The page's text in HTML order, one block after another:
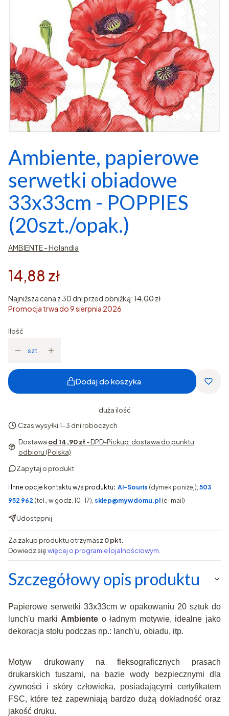
Ambiente, papierowe
serwetki obiadowe
33x33cm - POPPIES
(20szt./opak.)
AMBIENTE - Holandia
14,88 zł
Najniższa cena z 30 dni przed obniżką:14,00 zł
Promocja trwa do 9 sierpnia 2026
Ilość
szt.
Dodaj do koszyka
duża ilość
Czas wysyłki:1-3 dni roboczych
Dostawa od 14,90 zł- DPD-Pickup: dostawa do punktu
odbioru (Polska)
Zapytaj o produkt
ℹ️ Inne opcje kontaktu w/s produktu: AI-Souris (dymek poniżej); 503
952 962 (tel., w godz. 10-17), sklep@mywdomu.pl (e-mail)
Udostępnij
Za zakup produktu otrzymasz0 pkt
Dowiedz sięwięcej o programie lojalnościowym.
Szczegółowy opis produktu
Papierowe serwetki 33x33cm w opakowaniu 20 sztuk do
lunch'u marki Ambiente o ładnym motywie, idealne jako
dekoracja stołu podczas np.: lanch'u, obiadu, itp.
Motyw drukowany na fleksograficznych prasach
drukarskich tuszami, na bazie wody bezpiecznymi dla
żywności i skóry człowieka, posiadającymi certyfikatem
FSC, które też zapewniają bardzo dużą dokładność oraz
jakość druku.